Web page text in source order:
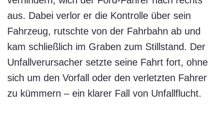
aus. Dabei verlor er die Kontrolle über sein
Fahrzeug, rutschte von der Fahrbahn ab und
kam schließlich im Graben zum Stillstand. Der
Unfallverursacher setzte seine Fahrt fort, ohne
sich um den Vorfall oder den verletzten Fahrer
zu kümmern – ein klarer Fall von Unfallflucht.